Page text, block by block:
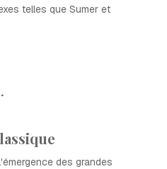
telles que Sumer et
des grandes